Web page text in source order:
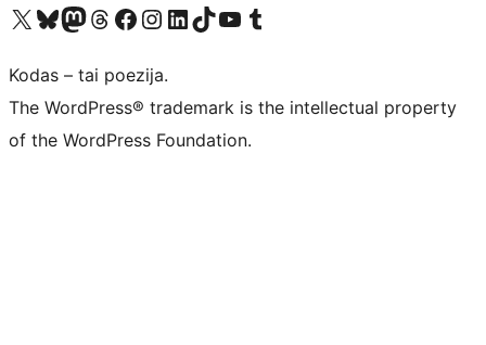
Visit our X (formerly Twitter) account
Apsilankykite mūsų Bluesky paskyroje
Visit our Mastodon account
Apsilankykite mūsų Threads paskyroje
Visit our Facebook page
Visit our Instagram account
Visit our LinkedIn account
Apsilankykite mūsų TikTok paskyroje
Visit our YouTube channel
Apsilankykite mūsų Tumblr paskyroje
Kodas – tai poezija.
The WordPress® trademark is the intellectual property
of the WordPress Foundation.